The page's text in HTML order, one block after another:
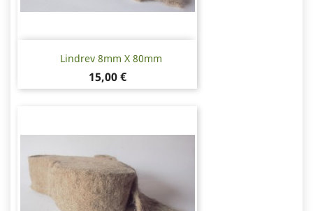
Lindrev 8mm X 80mm
Pris
15,00 €